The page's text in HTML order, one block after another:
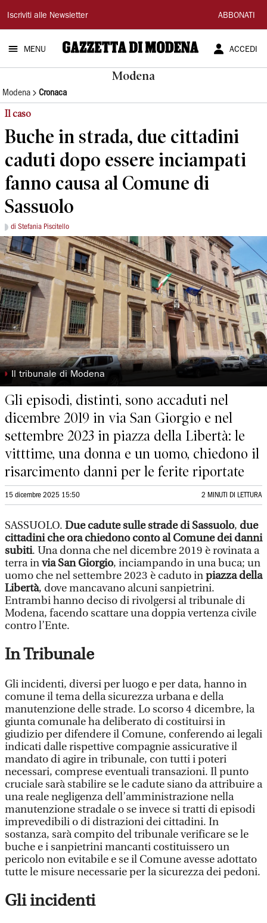
Gazzetta
di
Modena
Iscriviti alle Newsletter ABBONATI
MENU ACCEDI
Modena
Modena Cronaca
Il caso
Buche in strada, due cittadini
caduti dopo essere inciampati
fanno causa al Comune di
Sassuolo
di Stefania Piscitello
◗ Il tribunale di Modena
Gli episodi, distinti, sono accaduti nel
dicembre 2019 in via San Giorgio e nel
settembre 2023 in piazza della Libertà: le
vitttime, una donna e un uomo, chiedono il
risarcimento danni per le ferite riportate
15 dicembre 2025 15:50 2 MINUTI DI LETTURA
SASSUOLO. Due cadute sulle strade di Sassuolo, due
cittadini che ora chiedono conto al Comune dei danni
subiti. Una donna che nel dicembre 2019 è rovinata a
terra invia San Giorgio, inciampando in una buca; un
uomo che nel settembre 2023 è caduto inpiazza della
Libertà, dove mancavano alcuni sanpietrini.
Entrambi hanno deciso di rivolgersi al tribunale di
Modena, facendo scattare una doppia vertenza civile
contro l’Ente.
In Tribunale
Gli incidenti, diversi per luogo e per data, hanno in
comune il tema della sicurezza urbana e della
manutenzione delle strade. Lo scorso 4 dicembre, la
giunta comunale ha deliberato di costituirsi in
giudizio per difendere il Comune, conferendo ai legali
indicati dalle rispettive compagnie assicurative il
mandato di agire in tribunale, con tutti i poteri
necessari, comprese eventuali transazioni. Il punto
cruciale sarà stabilire se le cadute siano da attribuire a
una reale negligenza dell’amministrazione nella
manutenzione stradale o se invece si tratti di episodi
imprevedibili o di distrazioni dei cittadini. In
sostanza, sarà compito del tribunale verificare se le
buche e i sanpietrini mancanti costituissero un
pericolo non evitabile e se il Comune avesse adottato
tutte le misure necessarie per la sicurezza dei pedoni.
Gli incidenti